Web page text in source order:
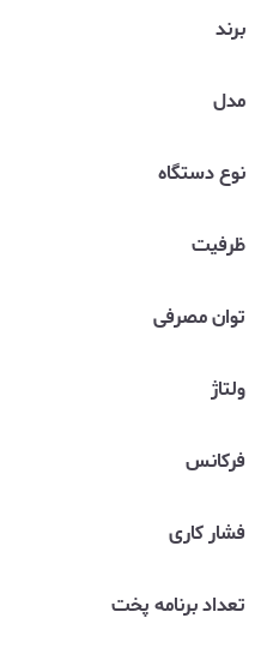
برند
مدل
نوع دستگاه
ظرفیت
توان مصرفی
ولتاژ
فرکانس
فشار کاری
تعداد برنامه پخت